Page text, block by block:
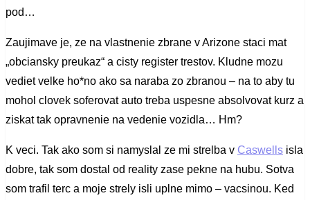
pod…
Zaujimave je, ze na vlastnenie zbrane v Arizone staci mat
„obciansky preukaz“ a cisty register trestov. Kludne mozu
vediet velke ho*no ako sa naraba zo zbranou – na to aby tu
mohol clovek soferovat auto treba uspesne absolvovat kurz a
ziskat tak opravnenie na vedenie vozidla… Hm?
K veci. Tak ako som si namyslal ze mi strelba v Caswells isla
dobre, tak som dostal od reality zase pekne na hubu. Sotva
som trafil terc a moje strely isli uplne mimo – vacsinou. Ked